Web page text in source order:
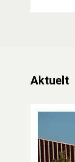
Aktuelt